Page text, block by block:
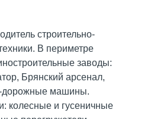
строительно-
В периметре
заводы:
Брянский арсенал,
дорожные машины.
колесные и гусеничные